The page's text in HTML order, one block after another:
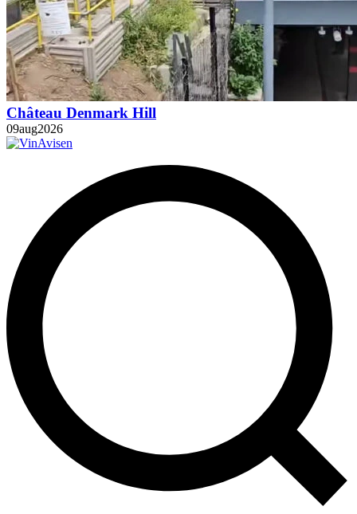
Château Denmark Hill
09aug2026